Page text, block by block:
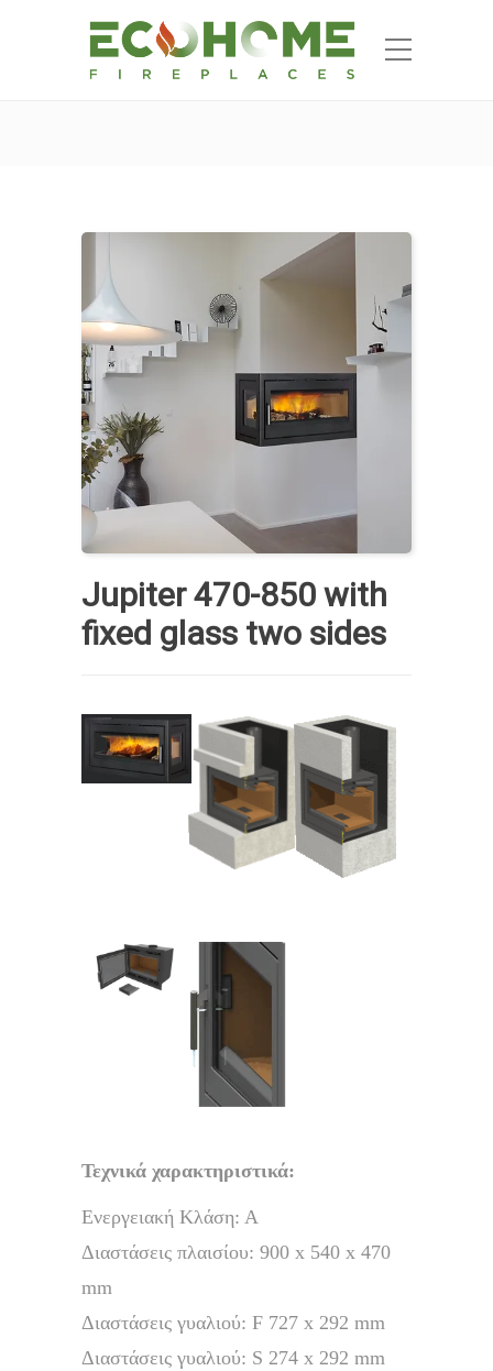
Jupiter 470-850 with
fixed glass two sides
Τεχνικά χαρακτηριστικά:
Ενεργειακή Κλάση: Α
Διαστάσεις πλαισίου: 900 x 540 x 470
mm
Διαστάσεις γυαλιού: F 727 x 292 mm
Διαστάσεις γυαλιού: S 274 x 292 mm